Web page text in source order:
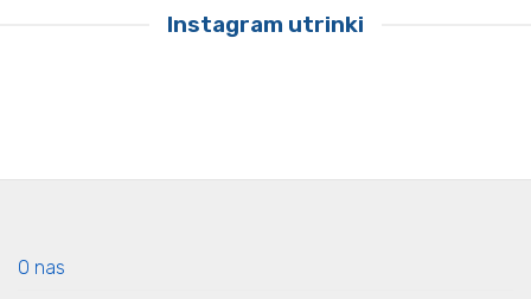
Instagram utrinki
O nas